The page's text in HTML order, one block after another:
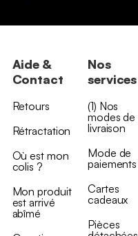
Aide &
Contact
Retours
Rétractation
Où est mon
colis ?
Mon produit
est arrivé
abîmé
Nos
services
(1) Nos
modes de
livraison
Mode de
paiements
Cartes
cadeaux
Pièces